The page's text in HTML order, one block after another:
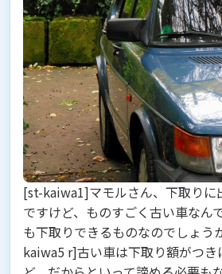
[st-kaiwa1]マモルさん、下取りに
ですけど、ものすごく 古い車なん
も下取りできるものなのでしょ
kaiwa5 r]古い車は下取り額がつき